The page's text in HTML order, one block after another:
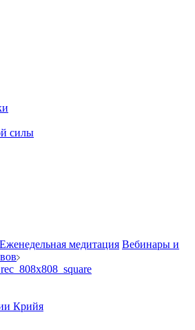
силы
Еженедельная медитация Вебинары и
Крийя